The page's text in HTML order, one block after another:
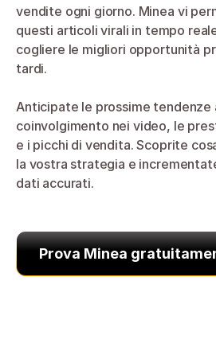
vendite ogni giorno. Minea vi
questi articoli virali in tempo
cogliere le migliori opportunità
tardi.
Anticipate le prossime tendenze
coinvolgimento nei video, le
e i picchi di vendita. Scoprite
la vostra strategia e
dati accurati.
Prova Minea